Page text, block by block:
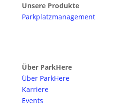
Unsere Produkte
Parkplatzmanagement
Über ParkHere
Über ParkHere
Karriere
Events